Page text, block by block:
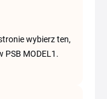
wybierz ten,
PSB MODEL1.